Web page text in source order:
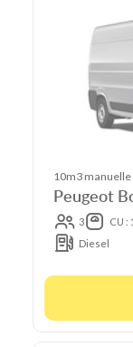
10m3 manuelle
Peugeot
3 CU :
Diesel